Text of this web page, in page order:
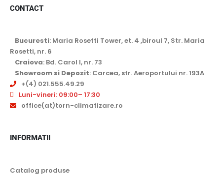
CONTACT
Bucuresti: Maria Rosetti Tower, et. 4 ,biroul 7, Str. Maria
Rosetti, nr. 6
Craiova: Bd. Carol I, nr. 73
Showroom si Depozit: Carcea, str. Aeroportului nr. 193A
+(4) 021.555.49.29
Luni-vineri: 09:00– 17:30
office(at)torn-climatizare.ro
INFORMATII
Catalog produse